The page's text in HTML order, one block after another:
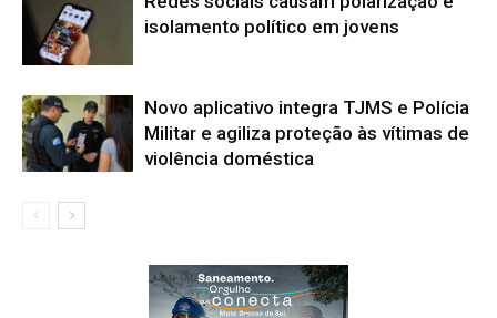
isolamento político em jovens
Novo aplicativo integra TJMS e Polícia
Militar e agiliza proteção às vítimas de
violência doméstica